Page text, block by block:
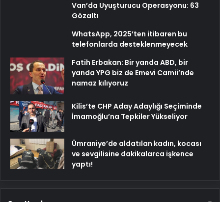
Van’da Uyuşturucu Operasyonu: 63
Gözaltı
WhatsApp, 2025’ten itibaren bu
telefonlarda desteklenmeyecek
Fatih Erbakan: Bir yanda ABD, bir
yanda YPG biz de Emevi Camii’nde
namaz kılıyoruz
Kilis’te CHP Aday Adaylığı Seçiminde
İmamoğlu’na Tepkiler Yükseliyor
Ümraniye’de aldatılan kadın, kocası
ve sevgilisine dakikalarca işkence
yaptı!